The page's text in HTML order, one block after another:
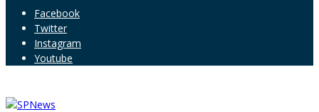
Facebook
Twitter
Instagram
Youtube